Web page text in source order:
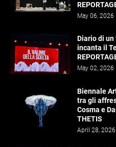
May 06, 2026
Diario di
incanta il
May 02, 2026
Biennale
tra gli
Cosma e
THETIS
April 28, 2026